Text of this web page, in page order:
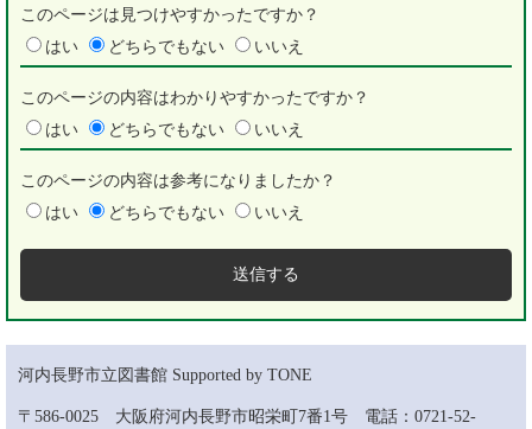
このページは見つけやすかったですか？
はい
どちらでもない いいえ
このページの内容はわかりやすかったですか？
はい
どちらでもない いいえ
このページの内容は参考になりましたか？
はい
どちらでもない いいえ
河内長野市立図書館 Supported by TONE
〒586-0025 大阪府河内長野市昭栄町7番1号 電話：0721-52-